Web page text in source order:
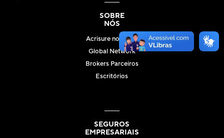
SOBRE
NÓS
Acrisure no Brasil
Global Network
Brokers Parceiros
Escritórios
SEGUROS
EMPRESARIAIS